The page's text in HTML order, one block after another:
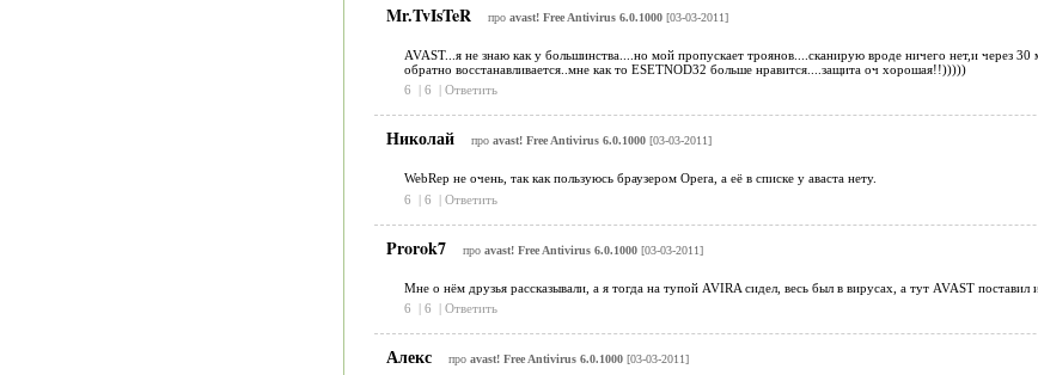
Mr.TvIsTeR про avast! Free Antivirus 6.0.1000[03-03-2011]
AVAST...я не знаю как у большинства....но мой пропускает троянов....сканирую вроде ничего нет,и через
обратно восстанавливается..мне как то ESETNOD32 больше нравится....защита оч хорошая!!)))))
6
| 6 | Ответить
Николай про avast! Free Antivirus 6.0.1000[03-03-2011]
WebRep не очень, так как пользуюсь браузером Opera, а её в списке у аваста нету.
6
| 6 | Ответить
Prorok7 про avast! Free Antivirus 6.0.1000[03-03-2011]
Мне о нём друзья рассказывали, а я тогда на тупой AVIRA сидел, весь был в вирусах, а тут AVAST
6
| 6 | Ответить
Алекс про avast! Free Antivirus 6.0.1000[03-03-2011]